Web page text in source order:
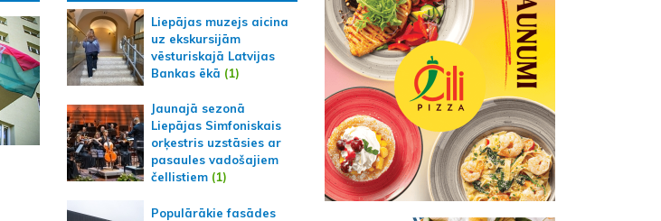
Liepājas muzejs aicina
uz ekskursijām
vēsturiskajā Latvijas
Bankas ēkā (1)
Jaunajā sezonā
Liepājas Simfoniskais
orķestris uzstāsies ar
pasaules vadošajiem
čellistiem (1)
Populārākie fasādes